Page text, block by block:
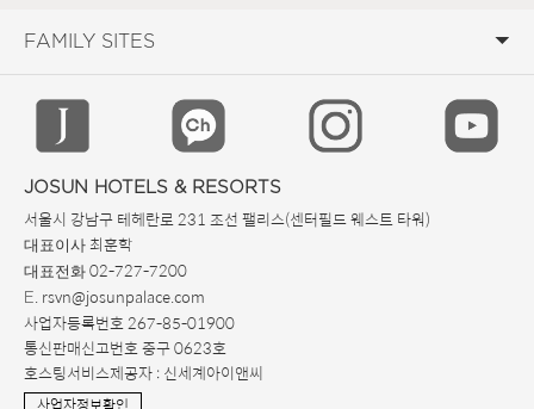
JOSUN HOTELS & RESORTS
서울시 강남구 테헤란로 231 조선 팰리스(센터필드 웨스트 타워)
대표이사 최훈학
대표전화 02-727-7200
E. rsvn@josunpalace.com
사업자등록번호 267-85-01900
통신판매신고번호 중구 0623호
호스팅서비스제공자 : 신세계아이앤씨
사업자정보확인